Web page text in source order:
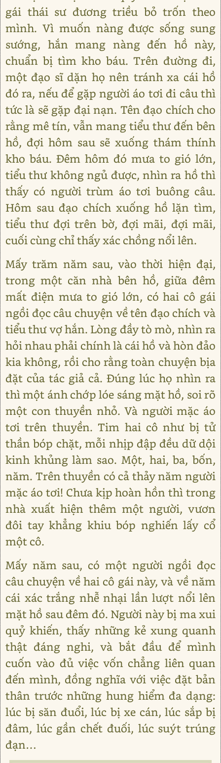
gái thái sư đương triều bỏ trốn theo
mình. Vì muốn nàng được sống sung
sướng, hắn mang nàng đến hồ này,
chuẩn bị tìm kho báu. Trên đường đi,
một đạo sĩ dặn họ nên tránh xa cái hồ
đó ra, nếu để gặp người áo tơi đi câu thì
tức là sẽ gặp đại nạn. Tên đạo chích cho
rằng mê tín, vẫn mang tiểu thư đến bên
hồ, đợi hôm sau sẽ xuống thám thính
kho báu. Đêm hôm đó mưa to gió lớn,
tiểu thư không ngủ được, nhìn ra hồ thì
thấy có người trùm áo tơi buông câu.
Hôm sau đạo chích xuống hồ lặn tìm,
tiểu thư đợi trên bờ, đợi mãi, đợi mãi,
cuối cùng chỉ thấy xác chồng nổi lên.
Mấy trăm năm sau, vào thời hiện đại,
trong một căn nhà bên hồ, giữa đêm
mất điện mưa to gió lớn, có hai cô gái
ngồi đọc câu chuyện về tên đạo chích và
tiểu thư vợ hắn. Lòng đầy tò mò, nhìn ra
hỏi nhau phải chính là cái hồ và hòn đảo
kia không, rồi cho rằng toàn chuyện bịa
đặt của tác giả cả. Đúng lúc họ nhìn ra
thì một ánh chớp lóe sáng mặt hồ, soi rõ
một con thuyền nhỏ. Và người mặc áo
tơi trên thuyền. Tim hai cô như bị tử
thần bóp chặt, mỗi nhịp đập đều dữ dội
kinh khủng làm sao. Một, hai, ba, bốn,
năm. Trên thuyền có cả thảy năm người
mặc áo tơi! Chưa kịp hoàn hồn thì trong
nhà xuất hiện thêm một người, vươn
đôi tay khẳng khiu bóp nghiến lấy cổ
một cô.
Mấy năm sau, có một người ngồi đọc
câu chuyện về hai cô gái này, và về năm
cái xác trắng nhễ nhại lần lượt nổi lên
mặt hồ sau đêm đó. Người này bị ma xui
quỷ khiến, thấy những kẻ xung quanh
thật đáng nghi, và bắt đầu để mình
cuốn vào đủ việc vốn chẳng liên quan
đến mình, đồng nghĩa với việc đặt bản
thân trước những hung hiểm đa dạng:
lúc bị săn đuổi, lúc bị xe cán, lúc sắp bị
đâm, lúc gần chết đuối, lúc suýt trúng
đạn…